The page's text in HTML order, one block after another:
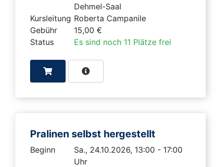
Dehmel-Saal
Kursleitung Roberta Campanile
Gebühr
15,00 €
Status
Es sind noch 11 Plätze frei
Pralinen selbst hergestellt
Beginn
Sa., 24.10.2026, 13:00 - 17:00
Uhr